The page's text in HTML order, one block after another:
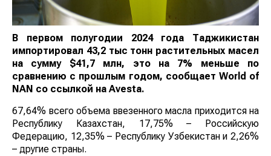
В первом полугодии 2024 года Таджикистан
импортировал 43,2 тыс тонн растительных масел
на сумму $41,7 млн, это на 7% меньше по
сравнению с прошлым годом, сообщает World of
NAN со ссылкой на Avesta.
67,64% всего объема ввезенного масла приходится на
Республику Казахстан, 17,75% – Российскую
Федерацию, 12,35% – Республику Узбекистан и 2,26%
– другие страны.